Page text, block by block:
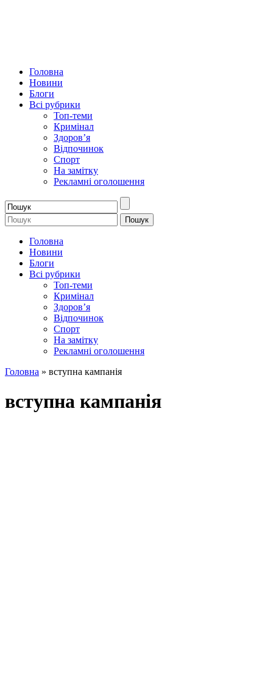
Головна
Новини
Блоги
Всі рубрики
Топ-теми
Кримінал
Здоров’я
Відпочинок
Спорт
На замітку
Рекламні оголошення
Головна
Новини
Блоги
Всі рубрики
Топ-теми
Кримінал
Здоров’я
Відпочинок
Спорт
На замітку
Рекламні оголошення
Головна » вступна кампанія
вступна кампанія